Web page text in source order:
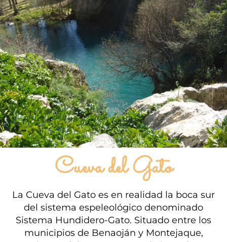
Cueva del Gato
La Cueva del Gato es en realidad la boca sur
del sistema espeleológico denominado
Sistema Hundidero-Gato. Situado entre los
municipios de Benaoján y Montejaque,